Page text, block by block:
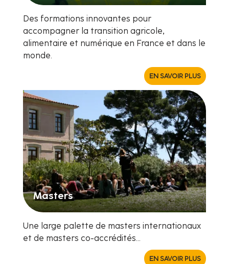
Des formations innovantes pour
accompagner la transition agricole,
alimentaire et numérique en France et dans le
monde.
EN SAVOIR PLUS
Masters
Une large palette de masters internationaux
et de masters co-accrédités...
EN SAVOIR PLUS